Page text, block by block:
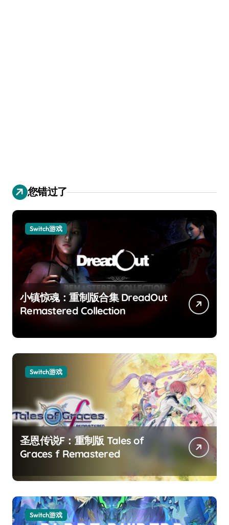
您错过了
Switch游戏
小镇惊魂：重制版合集 DreadOut
Remastered Collection
Switch游戏
圣恩传说F：重制版 Tales of
Graces f Remastered
Switch游戏